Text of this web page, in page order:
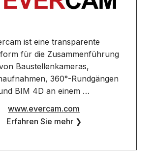
ist eine transparente
für die Zusammenführung
Baustellenkameras,
360°-Rundgängen
BIM 4D an einem …
www.evercam.com
Erfahren Sie mehr ❯